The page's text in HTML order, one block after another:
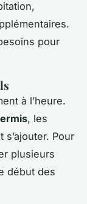
pour
à l’heure.
, les
Pour
plusieurs
début des